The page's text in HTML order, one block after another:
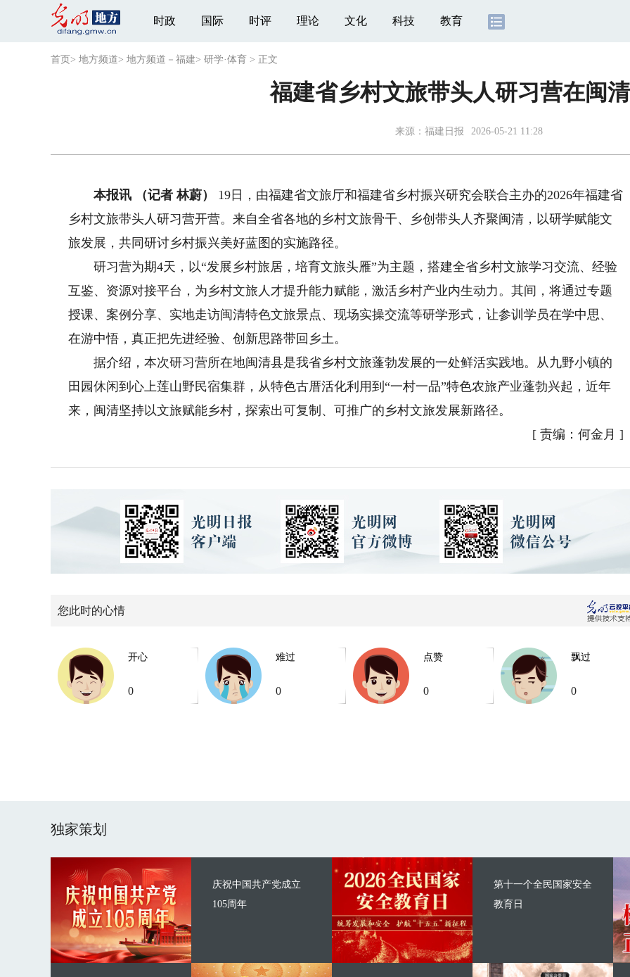
时政 国际 时评 理论 文化 科技 教育
首页 > 地方频道> 地方频道－福建> 研学·体育 > 正文
福建省乡村文旅带头人研习营在闽
来源： 福建日报 2026-05-21 11:28
本报讯 （记者 林蔚）
19日，由福建省文旅厅和福建省乡村振兴研究会联合主办的2026年福建省
乡村文旅带头人研习营开营。来自全省各地的乡村文旅骨干、乡创带头人齐聚闽清，以研学赋能文
旅发展，共同研讨乡村振兴美好蓝图的实施路径。
研习营为期4天，以“发展乡村旅居，培育文旅头雁”为主题，搭建全省乡村文旅学习交流、经验
互鉴、资源对接平台，为乡村文旅人才提升能力赋能，激活乡村产业内生动力。其间，将通过专题
授课、案例分享、实地走访闽清特色文旅景点、现场实操交流等研学形式，让参训学员在学中思、
在游中悟，真正把先进经验、创新思路带回乡土。
据介绍，本次研习营所在地闽清县是我省乡村文旅蓬勃发展的一处鲜活实践地。从九野小镇的
田园休闲到心上莲山野民宿集群，从特色古厝活化利用到“一村一品”特色农旅产业蓬勃兴起，近年
来，闽清坚持以文旅赋能乡村，探索出可复制、可推广的乡村文旅发展新路径。
[ 责编：何金月 ]
您此时的心情
开心
0
难过
0
点赞
0
飘过
0
独家策划
庆祝中国共产党成立
105周年
第十一个全民国家安全
教育日